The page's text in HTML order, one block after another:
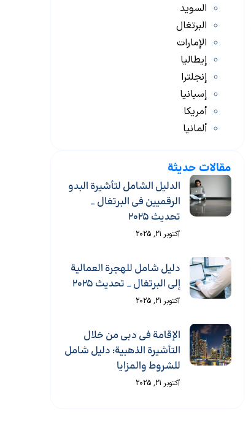
السويد
البرتغال
الإمارات
إيطاليا
إنجلترا
إسبانيا
أمريكا
ألمانيا
مقالات حديثة
الدليل الشامل لتأشيرة البدو
الرقميين في البرتغال _
تحديث 2025
أكتوبر 21, 2025
دليل شامل للهجرة العمالية
إلى البرتغال _ تحديث ٢٠٢٥
أكتوبر 21, 2025
الإقامة في دبي من خلال
التأشيرة الذهبية: دليل شامل
للشروط والمزايا
أكتوبر 21, 2025